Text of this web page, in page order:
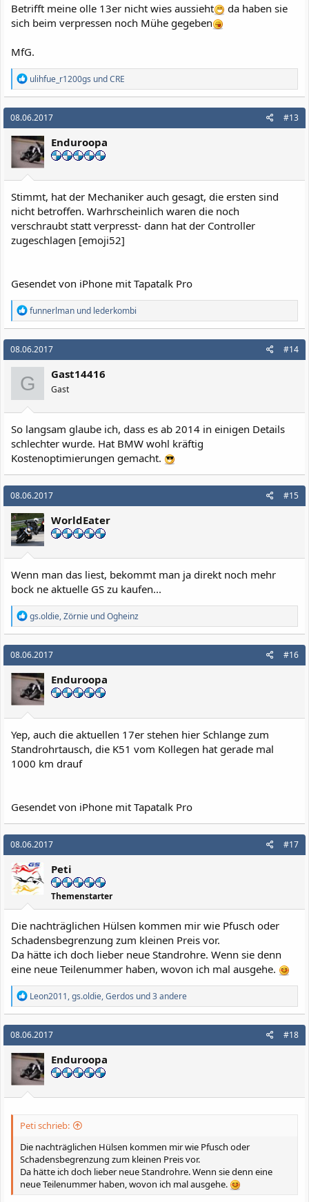
Betrifft meine olle 13er nicht wies aussieht
da haben sie
sich beim verpressen noch Mühe gegeben
MfG.
R
e
a
k
t
i
o
n
e
n
ulihfue_r1200gs undCRE
08.06.2017 #13
Enduroopa
Stimmt, hat der Mechaniker auch gesagt, die ersten sind
nicht betroffen. Warhrscheinlich waren die noch
verschraubt statt verpresst- dann hat der Controller
zugeschlagen [emoji52]
Gesendet von iPhone mit Tapatalk Pro
R
e
a
k
t
i
o
n
e
n
funnerlman und lederkombi
08.06.2017 #14
G Gast14416
Gast
So langsam glaube ich, dass es ab 2014 in einigen Details
schlechter wurde. Hat BMW wohl kräftig
Kostenoptimierungen gemacht.
08.06.2017 #15
WorldEater
Wenn man das liest, bekommt man ja direkt noch mehr
bock ne aktuelle GS zu kaufen...
R
e
a
k
t
i
o
n
e
n
gs.oldie,Zörnie undOgheinz
08.06.2017 #16
Enduroopa
Yep, auch die aktuellen 17er stehen hier Schlange zum
Standrohrtausch, die K51 vom Kollegen hat gerade mal
1000 km drauf
Gesendet von iPhone mit Tapatalk Pro
08.06.2017 #17
Peti
Themenstarter
Die nachträglichen Hülsen kommen mir wie Pfusch oder
Schadensbegrenzung zum kleinen Preis vor.
Da hätte ich doch lieber neue Standrohre. Wenn sie denn
eine neue Teilenummer haben, wovon ich mal ausgehe.
R
e
a
k
t
i
o
n
e
n
Leon2011,gs.oldie,Gerdos und 3 andere
08.06.2017 #18
Enduroopa
Peti schrieb:
Die nachträglichen Hülsen kommen mir wie Pfusch oder
Schadensbegrenzung zum kleinen Preis vor.
Da hätte ich doch lieber neue Standrohre. Wenn sie denn eine
neue Teilenummer haben, wovon ich mal ausgehe.